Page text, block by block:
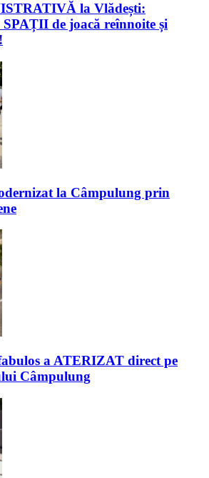
la Vlădești:
de joacă reînnoite și
la Câmpulung prin
a ATERIZAT direct pe
Câmpulung